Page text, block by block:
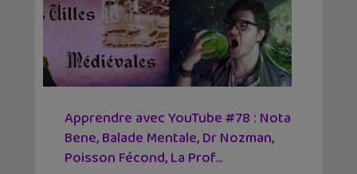
Apprendre avec YouTube #78 : Nota
Bene, Balade Mentale, Dr Nozman,
Poisson Fécond, La Prof...